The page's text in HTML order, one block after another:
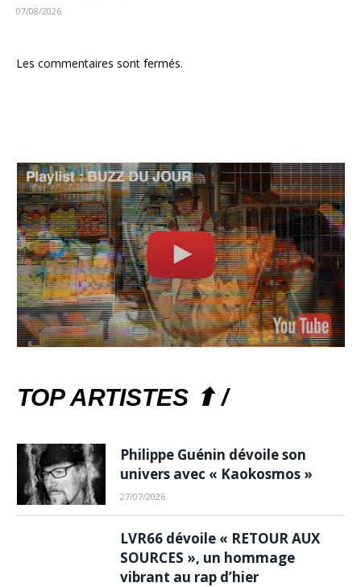
07/08/2026
Les commentaires sont fermés.
TOP ARTISTES ⬆ /
Philippe Guénin dévoile son
univers avec « Kaokosmos »
27/07/2026
LVR66 dévoile « RETOUR AUX
SOURCES », un hommage
vibrant au rap d’hier